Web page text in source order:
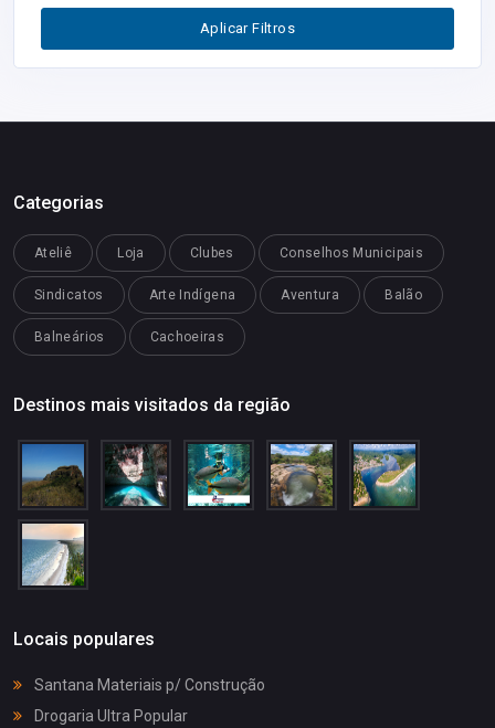
Aplicar Filtros
Categorias
Ateliê Loja Clubes Conselhos Municipais
Sindicatos Arte Indígena Aventura Balão
Balneários Cachoeiras
Destinos mais visitados da região
Locais populares
Santana Materiais p/ Construção
Drogaria Ultra Popular